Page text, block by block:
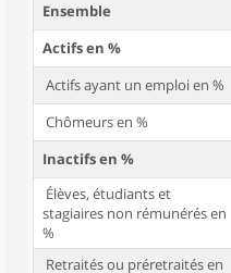
Ensemble
Actifs en %
Actifs ayant un emploi en %
Chômeurs en %
Inactifs en %
Élèves, étudiants et
stagiaires non rémunérés en
%
Retraités ou préretraités en